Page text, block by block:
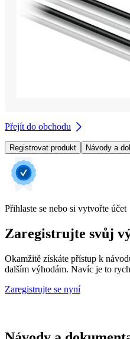
Přejít do obchodu
Registrovat produkt Návody a
Přihlaste se nebo si vytvořte účet
Zaregistrujte svůj
Okamžitě získáte přístup k
dalším výhodám. Navíc je to
Zaregistrujte se nyní